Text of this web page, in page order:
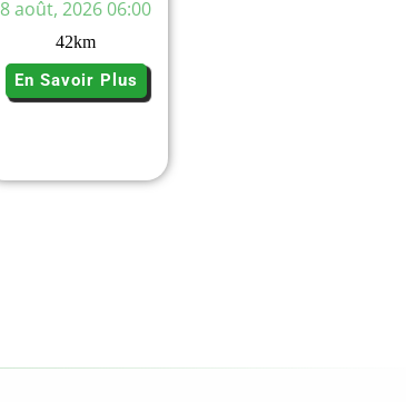
8 août, 2026 06:00
42km
En Savoir Plus